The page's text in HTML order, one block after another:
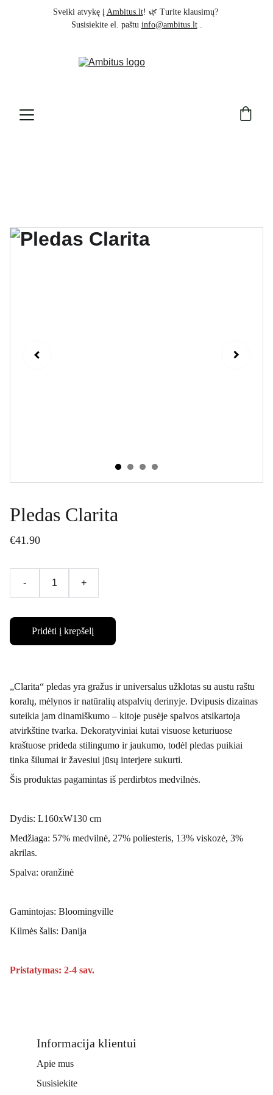
Sveiki atvykę į Ambitus.lt! 🌿 Turite klausimų?
Susisiekite el. paštu info@ambitus.lt .
Pledas Clarita
€41.90
- +
Pridėti į krepšelį
„Clarita“ pledas yra gražus ir universalus užklotas su austu raštu
koralų, mėlynos ir natūralių atspalvių derinyje. Dvipusis dizainas
suteikia jam dinamiškumo – kitoje pusėje spalvos atsikartoja
atvirkštine tvarka. Dekoratyviniai kutai visuose keturiuose
kraštuose prideda stilingumo ir jaukumo, todėl pledas puikiai
tinka šilumai ir žavesiui jūsų interjere sukurti.
Šis produktas pagamintas iš perdirbtos medvilnės.
Dydis: L160xW130 cm
Medžiaga: 57% medvilnė, 27% poliesteris, 13% viskozė, 3%
akrilas.
Spalva: oranžinė
Gamintojas: Bloomingville
Kilmės šalis: Danija
Pristatymas: 2-4 sav.
Apie mus
Informacija klientui
Susisiekite